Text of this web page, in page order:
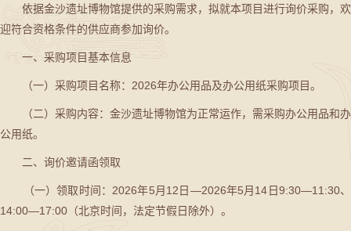
依据金沙遗址博物馆提供的采购需求，拟就本项目进行询价采购，欢
迎符合资格条件的供应商参加询价。
一、采购项目基本信息
（一）采购项目名称：2026年办公用品及办公用纸采购项目。
（二）采购内容：金沙遗址博物馆为正常运作，需采购办公用品和办
公用纸。
二、询价邀请函领取
（一）领取时间：2026年5月12日—2026年5月14日9:30—11:30、
14:00—17:00（北京时间，法定节假日除外）。